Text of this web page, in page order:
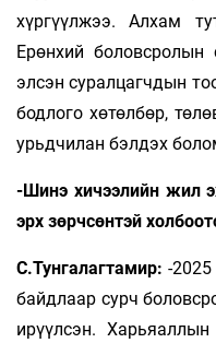
хүргүүлжээ. Алхам
Ерөнхий боловсролын
элсэн суралцагчдын
бодлого хөтөлбөр,
урьдчилан бэлдэх
-Шинэ хичээлийн жил
эрх зөрчсөнтэй
С.Тунгалагтамир: -
байдлаар сурч
ирүүлсэн.